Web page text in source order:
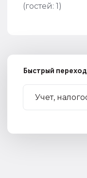
(гостей: 1)
Быстрый переход